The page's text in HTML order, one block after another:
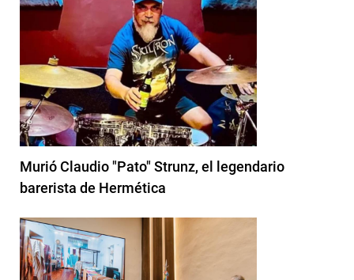
Murió Claudio "Pato" Strunz, el legendario
barerista de Hermética